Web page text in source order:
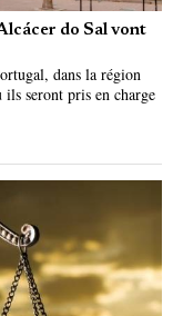
do Sal vont
dans la région
ils seront pris en charge